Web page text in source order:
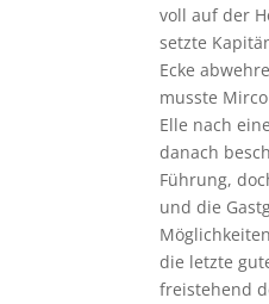
voll auf der
setzte
Ecke
musste
Elle nach
danach
Führung,
und die
die letzte
freistehend